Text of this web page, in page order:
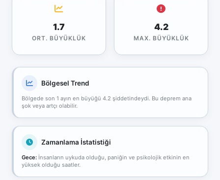
1.7
ORT. BÜYÜKLÜK
4.2
MAX. BÜYÜKLÜK
Bölgesel Trend
Bölgede son 1 ayın en büyüğü 4.2 şiddetindeydi. Bu deprem ana
şok veya artçı olabilir.
Zamanlama İstatistiği
Gece: İnsanların uykuda olduğu, paniğin ve psikolojik etkinin en
yüksek olduğu saatler.